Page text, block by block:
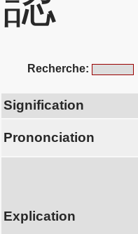
Recherche:
Signification
Prononciation
Explication